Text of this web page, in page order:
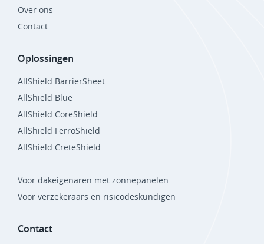
Over ons
Contact
Oplossingen
AllShield BarrierSheet
AllShield Blue
AllShield CoreShield
AllShield FerroShield
AllShield CreteShield
Voor dakeigenaren met zonnepanelen
Voor verzekeraars en risicodeskundigen
Contact